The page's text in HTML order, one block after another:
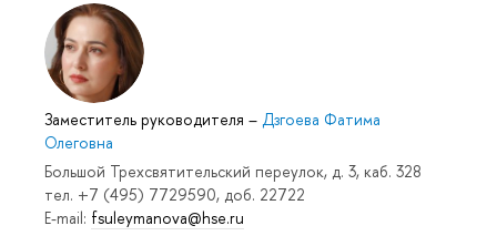
Заместитель руководителя – Дзгоева Фатима
Олеговна
Большой Трехсвятительский переулок, д. 3, каб. 328
тел. +7 (495) 7729590, доб. 22722
E-mail: fsuleymanova@hse.ru